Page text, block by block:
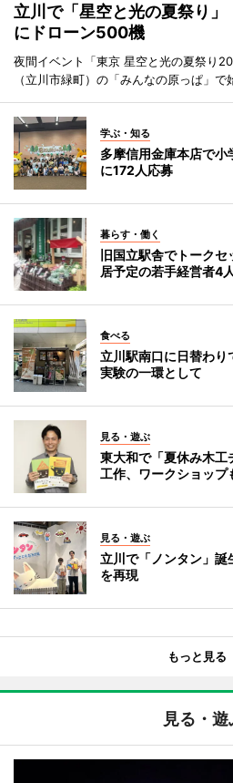
立川で「星空と光の夏祭り
にドローン500機
夜間イベント「東京 星空と光の夏祭り
（立川市緑町）の「みんなの原っぱ」で
学ぶ・知る
多摩信用金庫本店で
に172人応募
暮らす・働く
旧国立駅舎でトーク
居予定の若手経営者4人
食べる
立川駅南口に日替わ
実験の一環として
見る・遊ぶ
東大和で「夏休み木
工作、ワークショップ
見る・遊ぶ
立川で「ノンタン」
を再現
もっと見る
見る・遊